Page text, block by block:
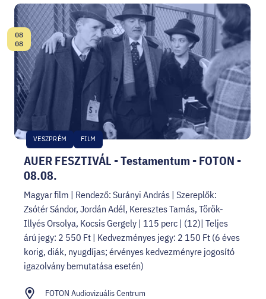
AUER FESZTIVÁL - Testamentum - FOTON -
08.08.
VESZPRÉM FILM
Date:
08
08
Magyar film | Rendező: Surányi András | Szereplők:
Zsótér Sándor, Jordán Adél, Keresztes Tamás, Török-
Illyés Orsolya, Kocsis Gergely | 115 perc | (12)| Teljes
árú jegy: 2 550 Ft | Kedvezményes jegy: 2 150 Ft (6 éves
korig, diák, nyugdíjas; érvényes kedvezményre jogosító
igazolvány bemutatása esetén)
FOTON Audiovizuális Centrum